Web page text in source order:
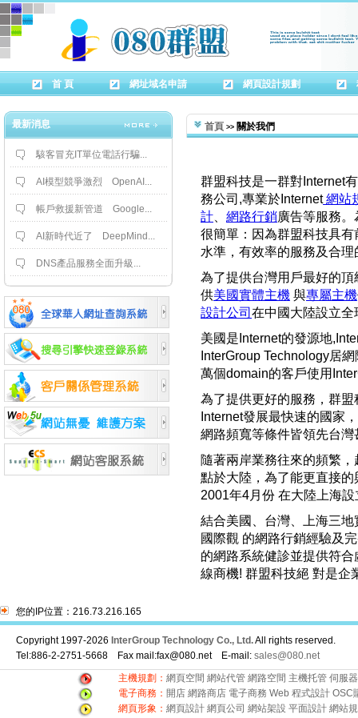
首 頁 網址域名申請 網頁設計規劃
最新消息
駭客冒充IT單位電話行騙...
AI模型競爭激烈 OpenAI...
帳戶救援新管道 Google...
AI新時代近了 DeepMind...
DNS產品服務全面升級...
首頁 >> 關於我們
群盟科技是一群對Internet
務公司,專業於Internet 網站
計
網路行銷廣告等服務
很簡單：因為群盟科技具
水準，有效率的服務及合理
為了提供台灣用戶最好的
供美國實體主機 與專屬主機
設計公司在中國大陸設立
美國是Internet的發源地
InterGroup Technology居
萬個domain的客戶使用
為了提供更好的服務，群
Internet發展最快速的國家
網路頻寬等條件皆領先台
隨著兩岸業務往來的頻繁
點於大陸，為了能更直接
2001年4月份 在大陸上海
結合美國、台灣、上海三
國際觀 的網路行銷經驗及
的網路系統健診並提供符
線商機! 群盟科技絕 對是企
您的IP位置：216.73.216.165
Copyright 1997-2026 InterGroup Technology Co., Ltd.All rights reserved.
Tel:886-2-2751-5668 Fax mail:fax@080.net E-mail: sales@080.net
主機規劃： 網頁空間 網站代管 網路空間 主機托管 伺服器
電子商務： 開店 網路商店 電子商務 Web 程式設計 OSC
網頁形象： 網頁設計 網頁公司 網站架設 平面設計 網站